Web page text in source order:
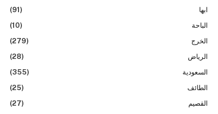
ابها
(91)
الباحة
(10)
الخرج
(279)
الرياض
(28)
السعودية
(355)
الطائف
(25)
القصيم
(27)